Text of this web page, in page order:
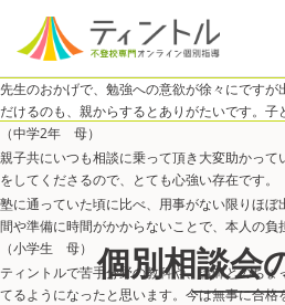
先生のおかげで、勉強への意欲が徐々にです
だけるのも、親からするとありがたいです。
（中学2年 母）
親子共にいつも相談に乗って頂き大変助かっ
をしてくださるので、とても心強い存在です
塾に通っていた頃に比べ、用事がない限りほ
間や準備に時間がかからないことで、本人の
（小学生 母）
ティントルで苦手分野の教科や、講師とのち
てるようになったと思います。今は無事に合
個別相談会